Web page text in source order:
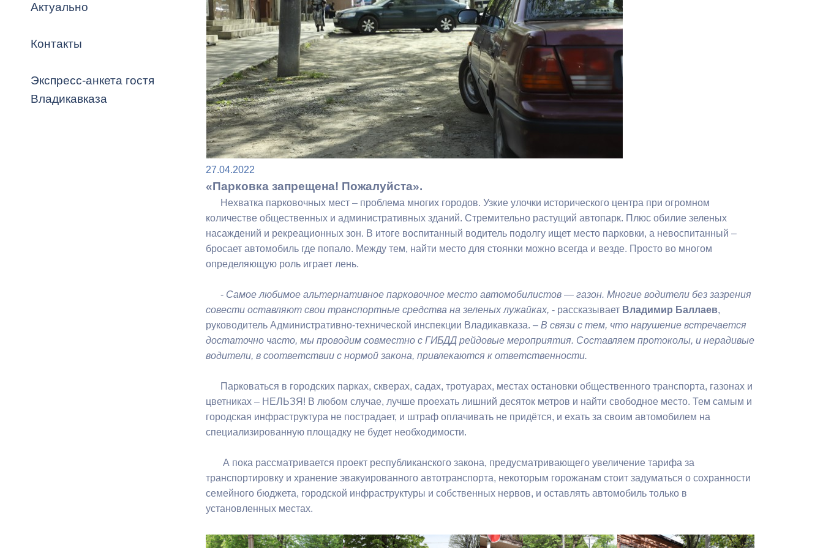
Владикавказ
Распоряжения, постановления Кадровая политика Противодействие коррупции
ОРВ и экспертиза НПА Контактная информация Градостроительная деятельность
Оценка деятельности органов
местного самоуправления
Списки граждан, состоящих на
учете в качестве нуждающихся в
улучшении жилищных условий по
г. Владикавказ
Формирование комфортной
городской среды
Бюджет для граждан
Открытые данные
документов стратегического
планирования
Незаконное строительство
Информация о результатах
проверок
Порядок обжалования решений и
действий органов местного
Информация финансового
органа
Муниципальный контроль Выборы 2026
Актуально
Контакты
Экспресс-анкета гостя
Владикавказа
27.04.2022
«Парковка запрещена! Пожалуйста».
Нехватка парковочных мест – проблема многих городов. Узкие улочки исторического центра при огромном
количестве общественных и административных зданий. Стремительно растущий автопарк. Плюс обилие зеленых
насаждений и рекреационных зон. В итоге воспитанный водитель подолгу ищет место парковки, а невоспитанный –
бросает автомобиль где попало. Между тем, найти место для стоянки можно всегда и везде. Просто во многом
определяющую роль играет лень.
- Самое любимое альтернативное парковочное место автомобилистов — газон. Многие водители без зазрения
совести оставляют свои транспортные средства на зеленых лужайках, - рассказывает Владимир Баллаев,
руководитель Административно-технической инспекции Владикавказа. – В связи с тем, что нарушение встречается
достаточно часто, мы проводим совместно с ГИБДД рейдовые мероприятия. Составляем протоколы, и нерадивые
водители, в соответствии с нормой закона, привлекаются к ответственности.
Парковаться в городских парках, скверах, садах, тротуарах, местах остановки общественного транспорта, газонах и
цветниках – НЕЛЬЗЯ! В любом случае, лучше проехать лишний десяток метров и найти свободное место. Тем самым и
городская инфраструктура не пострадает, и штраф оплачивать не придётся, и ехать за своим автомобилем на
специализированную площадку не будет необходимости.
А пока рассматривается проект республиканского закона, предусматривающего увеличение тарифа за
транспортировку и хранение эвакуированного автотранспорта, некоторым горожанам стоит задуматься о сохранности
семейного бюджета, городской инфраструктуры и собственных нервов, и оставлять автомобиль только в
установленных местах.